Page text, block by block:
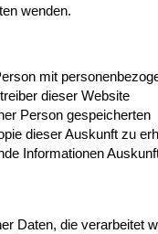
wenden.
mit
dieser Website
Person gespeicherten
dieser Auskunft zu
Informationen
Daten, die verarbeitet